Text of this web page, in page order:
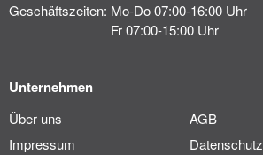
Geschäftszeiten: Mo-Do 07:00-16:00 Uhr
Fr 07:00-15:00 Uhr
Unternehmen
Über uns
AGB
Impressum
Datenschutz